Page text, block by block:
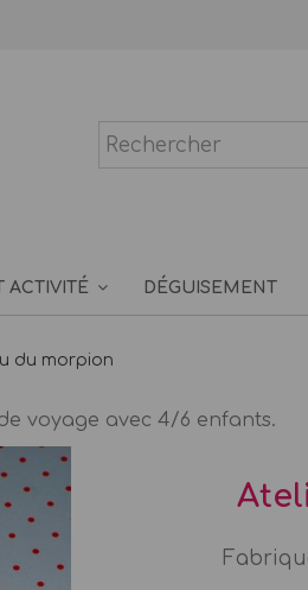
ACTIVITÉ DÉGUISEMENT
du morpion
voyage avec 4/6 enfants.